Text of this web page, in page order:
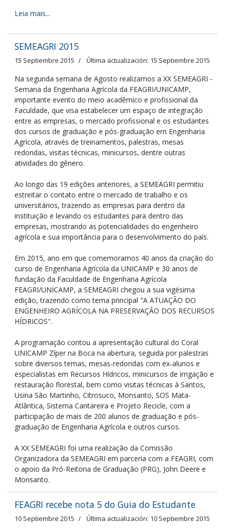
Leia mais...
SEMEAGRI 2015
15 Septiembre 2015 Última actualización: 15 Septiembre 2015
Na segunda semana de Agosto realizamos a XX SEMEAGRI -
Semana da Engenharia Agrícola da FEAGRI/UNICAMP,
importante evento do meio acadêmico e profissional da
Faculdade, que visa estabelecer um espaço de integração
entre as empresas, o mercado profissional e os estudantes
dos cursos de graduação e pós-graduação em Engenharia
Agrícola, através de treinamentos, palestras, mesas
redondas, visitas técnicas, minicursos, dentre outras
atividades do gênero.
Ao longo das 19 edições anteriores, a SEMEAGRI permitiu
estreitar o contato entre o mercado de trabalho e os
universitários, trazendo as empresas para dentro da
instituição e levando os estudantes para dentro das
empresas, mostrando as potencialidades do engenheiro
agrícola e sua importância para o desenvolvimento do país.
Em 2015, ano em que comemoramos 40 anos da criação do
curso de Engenharia Agrícola da UNICAMP e 30 anos de
fundação da Faculdade de Engenharia Agrícola
FEAGRI/UNICAMP, a SEMEAGRI chegou a sua vigésima
edição, trazendo como tema principal "A ATUAÇÃO DO
ENGENHEIRO AGRÍCOLA NA PRESERVAÇÃO DOS RECURSOS
HÍDRICOS".
A programação contou a apresentação cultural do Coral
UNICAMP Zíper na Boca na abertura, seguida por palestras
sobre diversos temas, mesas-redondas com ex-alunos e
especialistas em Recursos Hídricos, minicursos de irrigação e
restauração florestal, bem como visitas técnicas à Santos,
Usina São Martinho, Citrosuco, Monsanto, SOS Mata-
Atlântica, Sistema Cantareira e Projeto Recicle, com a
participação de mais de 200 alunos de graduação e pós-
graduação de Engenharia Agrícola e outros cursos.
A XX SEMEAGRI foi uma realização da Comissão
Organizadora da SEMEAGRI em parceria com a FEAGRI, com
o apoio da Pró-Reitoria de Graduação (PRG), John Deere e
Monsanto.
FEAGRI recebe nota 5 do Guia do Estudante
10 Septiembre 2015 Última actualización: 10 Septiembre 2015